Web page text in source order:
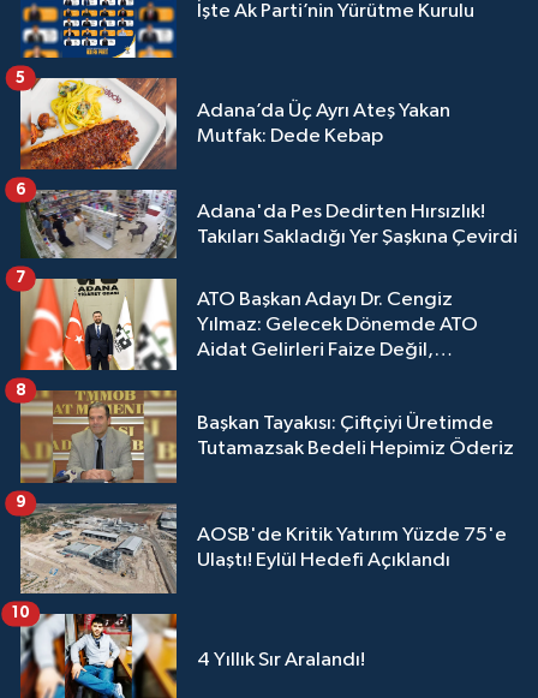
İşte Ak Parti’nin Yürütme Kurulu
Adana’da Üç Ayrı Ateş Yakan
Mutfak: Dede Kebap
5
Adana'da Pes Dedirten Hırsızlık!
Takıları Sakladığı Yer Şaşkına Çevirdi
6
ATO Başkan Adayı Dr. Cengiz
Yılmaz: Gelecek Dönemde ATO
Aidat Gelirleri Faize Değil,
7
Başkan Tayakısı: Çiftçiyi Üretimde
Tutamazsak Bedeli Hepimiz Öderiz
8
AOSB'de Kritik Yatırım Yüzde 75'e
Ulaştı! Eylül Hedefi Açıklandı
9
4 Yıllık Sır Aralandı!
10